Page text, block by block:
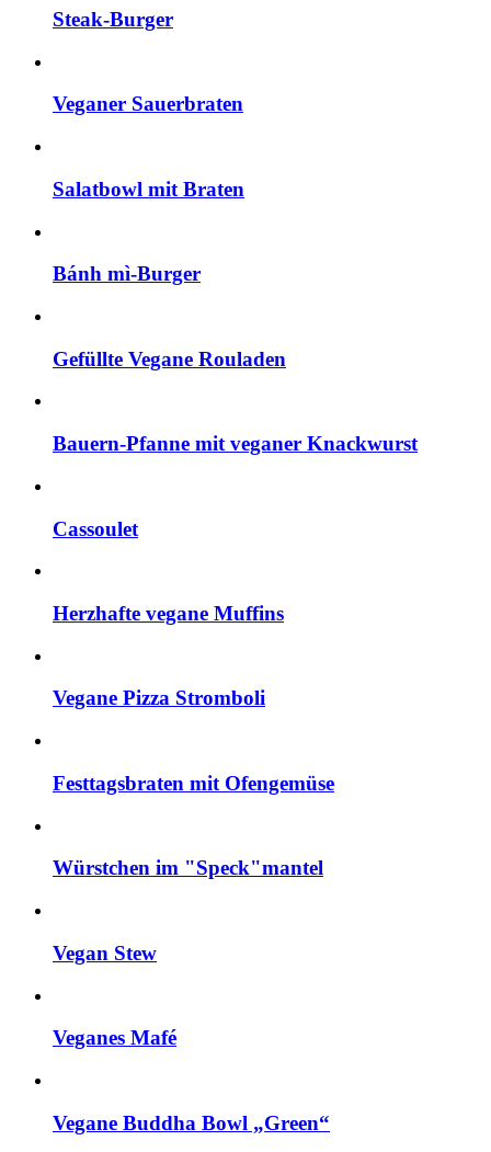
Steak-Burger
Veganer Sauerbraten
Salatbowl mit Braten
Bánh mì-Burger
Gefüllte Vegane Rouladen
Bauern-Pfanne mit veganer Knackwurst
Cassoulet
Herzhafte vegane Muffins
Vegane Pizza Stromboli
Festtagsbraten mit Ofengemüse
Würstchen im "Speck"mantel
Vegan Stew
Veganes Mafé
Vegane Buddha Bowl „Green“